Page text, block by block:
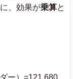
、効果が乗算と
ー）=121,680